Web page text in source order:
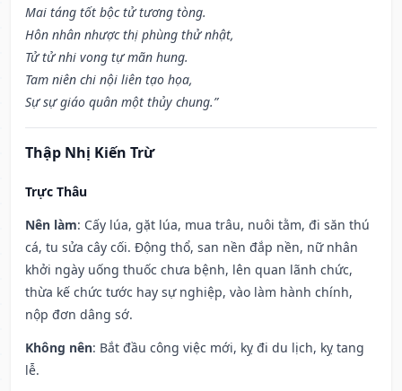
Mai táng tốt bộc tử tương tòng.
Hôn nhân nhược thị phùng thử nhật,
Tử tử nhi vong tự mãn hung.
Tam niên chi nội liên tạo họa,
Sự sự giáo quân một thủy chung.”
Thập Nhị Kiến Trừ
Trực Thâu
Nên làm: Cấy lúa, gặt lúa, mua trâu, nuôi tằm, đi săn thú
cá, tu sửa cây cối. Động thổ, san nền đắp nền, nữ nhân
khởi ngày uống thuốc chưa bệnh, lên quan lãnh chức,
thừa kế chức tước hay sự nghiệp, vào làm hành chính,
nộp đơn dâng sớ.
Không nên: Bắt đầu công việc mới, kỵ đi du lịch, kỵ tang
lễ.